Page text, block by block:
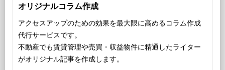
オリジナルコラム作成
アクセスアップのための効果を最大限に高めるコラム作成
代行サービスです。
不動産でも賃貸管理や売買・収益物件に精通したライター
がオリジナル記事を作成します。